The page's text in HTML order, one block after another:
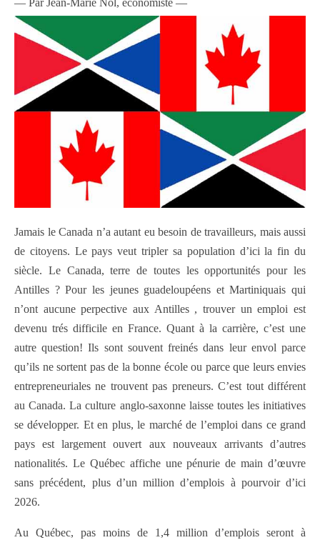
— Par Jean-Marie Nol, économiste —
Jamais le Canada n’a autant eu besoin de travailleurs, mais aussi
de citoyens. Le pays veut tripler sa population d’ici la fin du
siècle. Le Canada, terre de toutes les opportunités pour les
Antilles ? Pour les jeunes guadeloupéens et Martiniquais qui
n’ont aucune perpective aux Antilles , trouver un emploi est
devenu trés difficile en France. Quant à la carrière, c’est une
autre question! Ils sont souvent freinés dans leur envol parce
qu’ils ne sortent pas de la bonne école ou parce que leurs envies
entrepreneuriales ne trouvent pas preneurs. C’est tout différent
au Canada. La culture anglo-saxonne laisse toutes les initiatives
se développer. Et en plus, le marché de l’emploi dans ce grand
pays est largement ouvert aux nouveaux arrivants d’autres
nationalités. Le Québec affiche une pénurie de main d’œuvre
sans précédent, plus d’un million d’emplois à pourvoir d’ici
2026.
Au Québec, pas moins de 1,4 million d’emplois seront à